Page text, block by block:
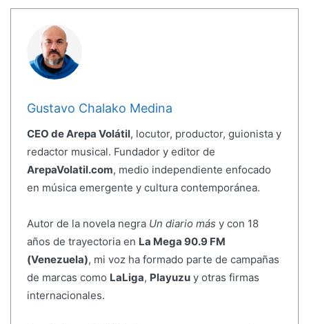
Gustavo Chalako Medina
CEO de Arepa Volátil, locutor, productor, guionista y
redactor musical. Fundador y editor de
ArepaVolatil.com, medio independiente enfocado
en música emergente y cultura contemporánea.
Autor de la novela negra Un diario más y con 18
años de trayectoria en La Mega 90.9 FM
(Venezuela), mi voz ha formado parte de campañas
de marcas como LaLiga, Playuzuy otras firmas
internacionales.